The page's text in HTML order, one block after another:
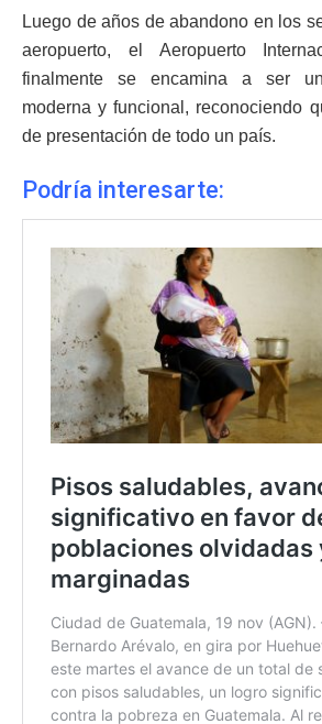
Luego de años de abandono en los
aeropuerto, el Aeropuerto
finalmente se encamina a ser
moderna y funcional, reconociendo
de presentación de todo un país.
Podría interesarte: